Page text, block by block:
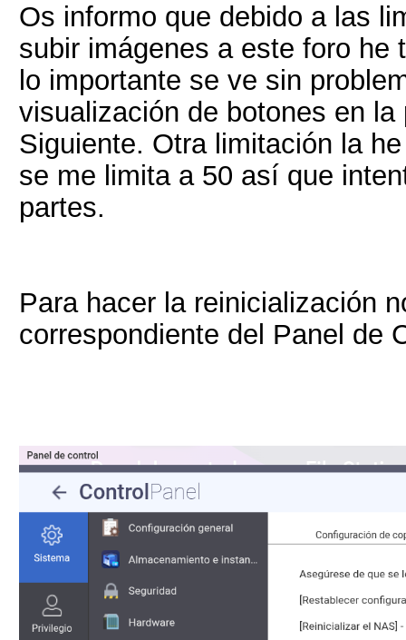
Os informo que debido a las
subir imágenes a este foro he
lo importante se ve sin
visualización de botones en
Siguiente. Otra limitación la
se me limita a 50 así que
partes.
Para hacer la reinicialización
correspondiente del Panel de